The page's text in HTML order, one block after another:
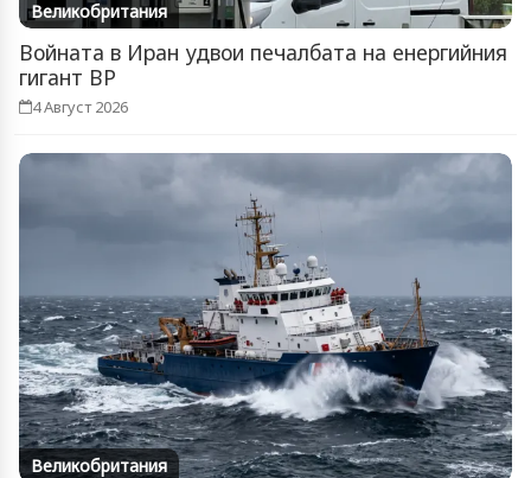
Великобритания
Войната в Иран удвои печалбата на енергийния
гигант BP
4 Август 2026
Великобритания